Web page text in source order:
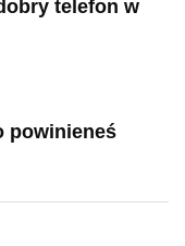
telefon w
powinieneś